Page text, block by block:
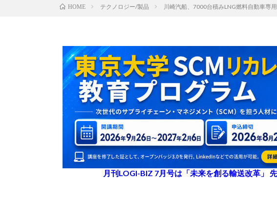
HOME テクノロジー/製品 川崎汽船、7000台積みLNG燃料自動車専
月刊LOGI-BIZ 7月号は「未来を創る輸送改革」